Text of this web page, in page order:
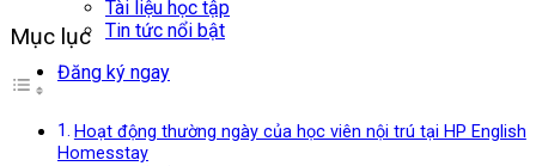
Tài liệu học tập
Tin tức nổi bật
Đăng ký ngay
Mục lục
Hoạt động thường ngày của học viên nội trú tại HP English
Homesstay